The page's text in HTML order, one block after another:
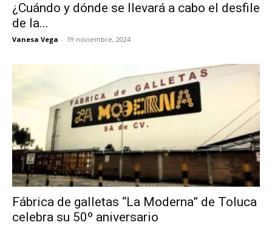
¿Cuándo y dónde se llevará a cabo el desfile
de la...
Vanesa Vega - 19 noviembre, 2024
Fábrica de galletas “La Moderna” de Toluca
celebra su 50º aniversario